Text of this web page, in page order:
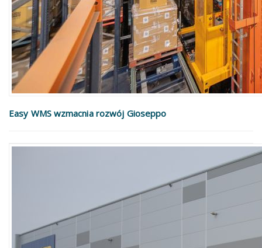
Easy WMS wzmacnia rozwój Gioseppo